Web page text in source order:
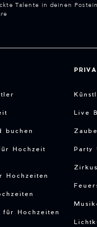
Talente in deinen
buchen
Hochzeit
Hochzeiten
für Hochzeiten
Live
Party